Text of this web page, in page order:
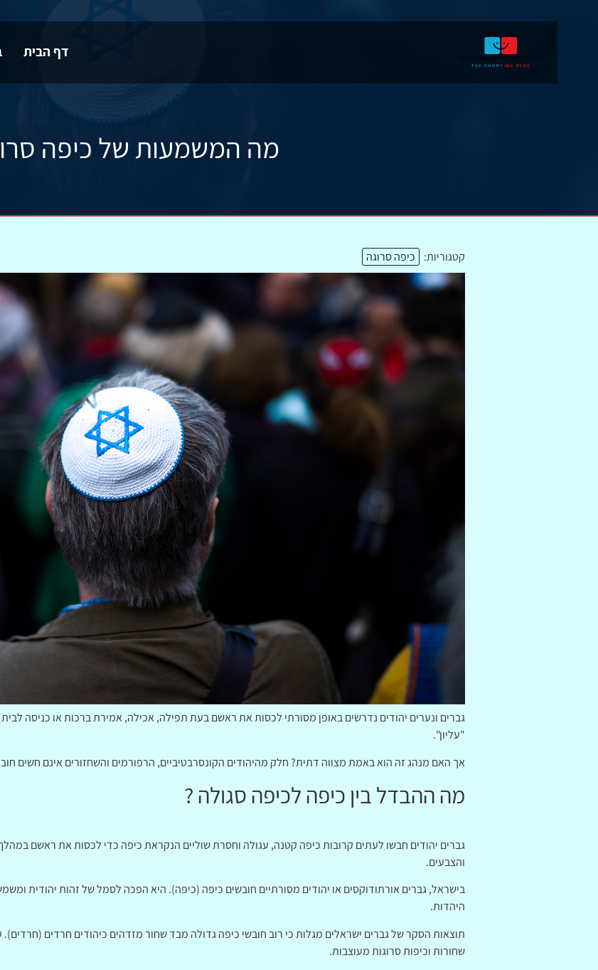
דף הבית
מה המשמעות של כיפה
קטגוריות: כיפה סרוגה
גברים ונערים יהודים נדרשים באופן מסורתי לכסות את ראשם בעת תפילה, אכילה, אמירת ברכות או כניסה
"עליון".
אך האם מנהג זה הוא באמת מצווה דתית? חלק מהיהודים הקונסרבטיביים, הרפורמים והשחזורים אינם חשים
מה ההבדל בין כיפה לכיפה סגולה ?
גברים יהודים חבשו לעתים קרובות כיפה קטנה, עגולה וחסרת שוליים הנקראת כיפה כדי לכסות את ראשם
והצבעים.
בישראל, גברים אורתודוקסים או יהודים מסורתיים חובשים כיפה (כיפה). היא הפכה לסמל של זהות יהודית
היהדות.
תוצאות הסקר של גברים ישראלים מגלות כי רוב חובשי כיפה גדולה מבד שחור מזדהים כיהודים חרדים
שחורות וכיפות סרוגות מעוצבות.